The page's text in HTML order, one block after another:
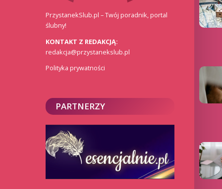
PrzystanekSlub.pl – Twój poradnik, portal
ślubny!
KONTAKT Z REDAKCJĄ:
redakcja@przystanekslub.pl
Polityka prywatności
PARTNERZY